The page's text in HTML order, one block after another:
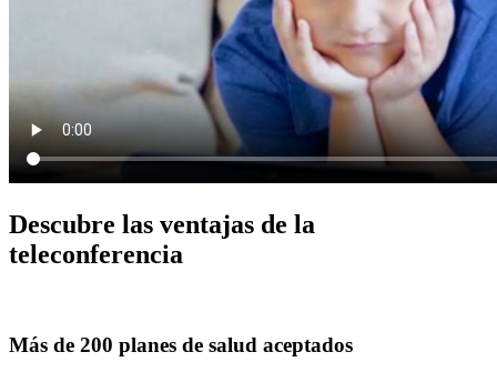
Descubre las ventajas de la
teleconferencia
Más de 200 planes de salud aceptados